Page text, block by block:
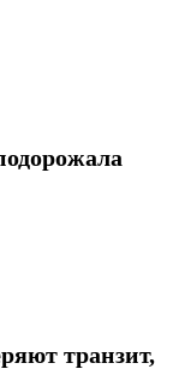
транзит,